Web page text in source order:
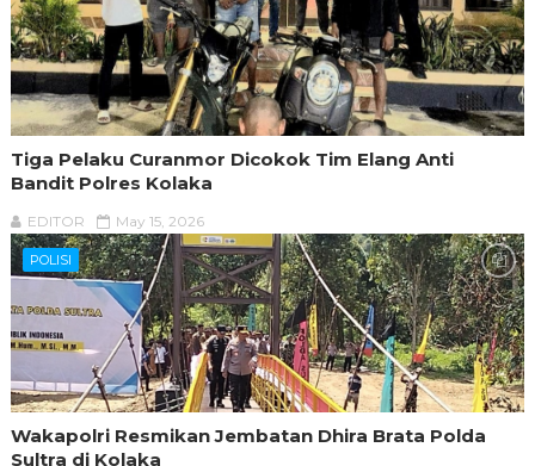
Tiga Pelaku Curanmor Dicokok Tim Elang Anti
Bandit Polres Kolaka
EDITOR May 15, 2026
POLISI
Wakapolri Resmikan Jembatan Dhira Brata Polda
Sultra di Kolaka